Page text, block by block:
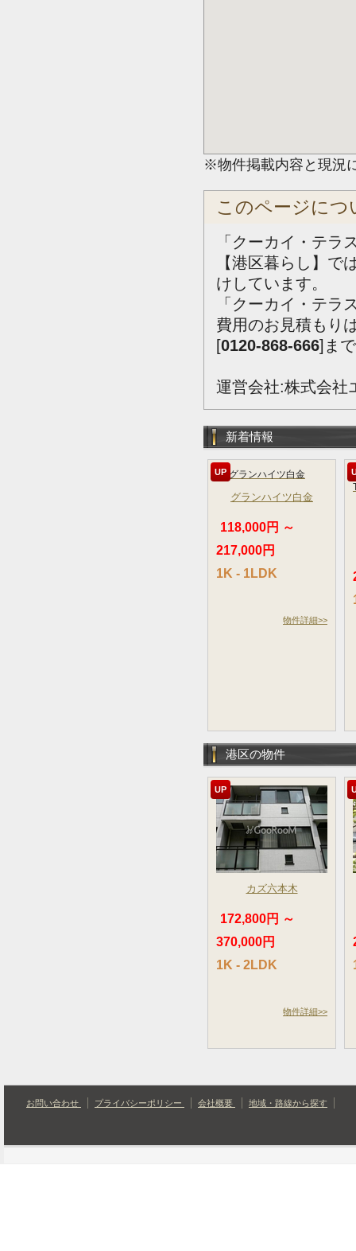
※物件掲載内容と現況
このページにつ
「クーカイ・テラ
【港区暮らし】で
けしています。
「クーカイ・テラ
費用のお見積もり
[0120-868-666]ま
運営会社:株式会社
新着情報
UP
グランハイツ白金
118,000円 ～
217,000円
1K - 1LDK
物件詳細>>
港区の物件
UP
カズ六本木
172,800円 ～
370,000円
1K - 2LDK
物件詳細>>
お問い合わせ プライバシーポリシー 会社概要 地域・路線から探す